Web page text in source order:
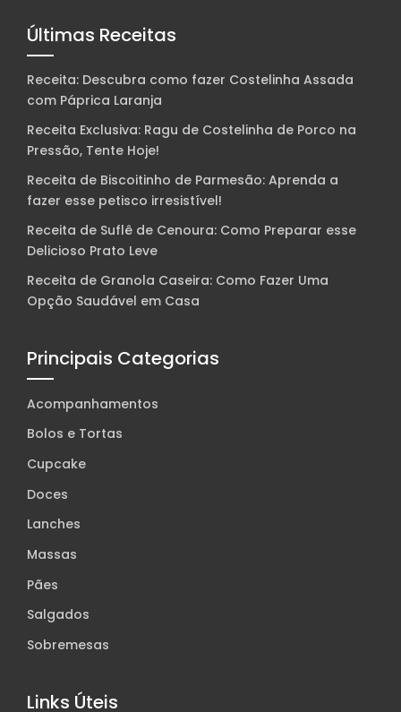
Últimas Receitas
Receita: Descubra como fazer Costelinha Assada
com Páprica Laranja
Receita Exclusiva: Ragu de Costelinha de Porco na
Pressão, Tente Hoje!
Receita de Biscoitinho de Parmesão: Aprenda a
fazer esse petisco irresistível!
Receita de Suflê de Cenoura: Como Preparar esse
Delicioso Prato Leve
Receita de Granola Caseira: Como Fazer Uma
Opção Saudável em Casa
Principais Categorias
Acompanhamentos
Bolos e Tortas
Cupcake
Doces
Lanches
Massas
Pães
Salgados
Sobremesas
Links Úteis